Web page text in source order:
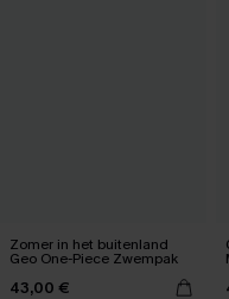
Zomer in het buitenland
Geo One-Piece Zwempak
43,00 €